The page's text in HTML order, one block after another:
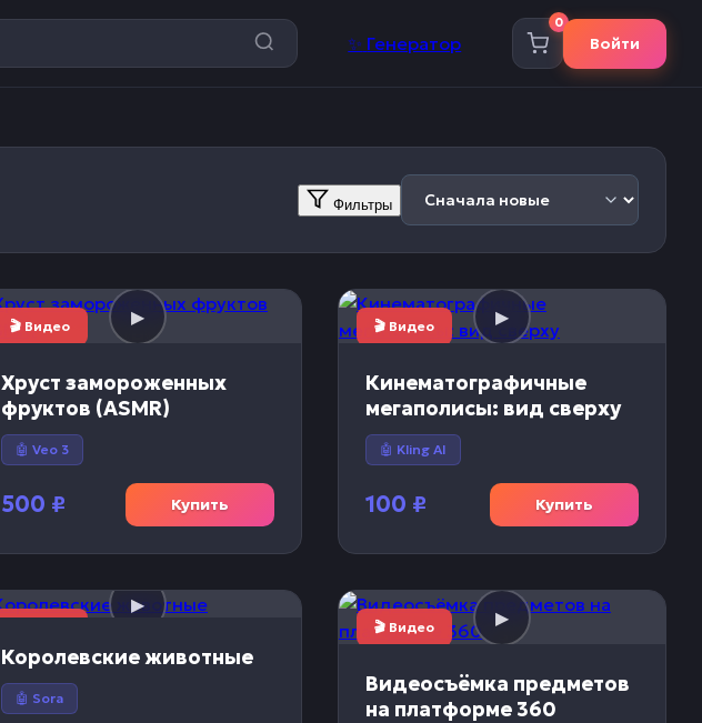
✨ Генератор
0
Войти
Фильтры
🎬 Видео
Хруст замороженных
фруктов (ASMR)
🤖 Veo 3
500 ₽ Купить
🎬 Видео
Кинематографичные
мегаполисы: вид сверху
🤖 Kling AI
100 ₽ Купить
Королевские животные
🤖 Sora
🎬 Видео
Видеосъёмка предметов
на платформе 360